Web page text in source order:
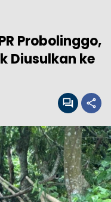
Probolinggo,
Diusulkan ke